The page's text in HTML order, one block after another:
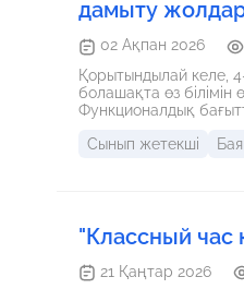
дамыту
02 Ақпан 2026
Қорытындылай келе,
болашақта өз
Функционалдық
сауаттылықты
Сынып жетекші
"Классный час
21 Қаңтар 2026